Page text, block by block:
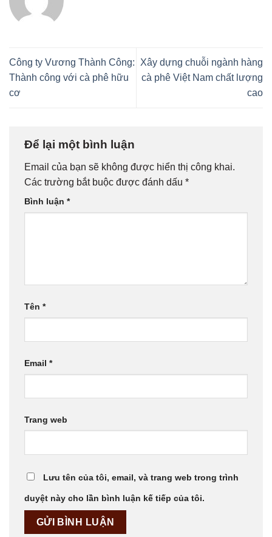
Công ty Vương Thành Công:
Thành công với cà phê hữu
cơ
Xây dựng chuỗi ngành hàng
cà phê Việt Nam chất lượng
cao
Để lại một bình luận
Email của bạn sẽ không được hiển thị công khai.
Các trường bắt buộc được đánh dấu *
Bình luận *
Tên *
Email *
Trang web
Lưu tên của tôi, email, và trang web trong trình
duyệt này cho lần bình luận kế tiếp của tôi.